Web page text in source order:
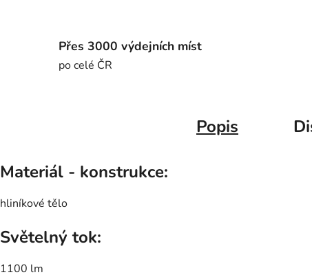
Přes 3000 výdejních míst
po celé ČR
Popis
Materiál - konstrukce:
hliníkové tělo
Světelný tok:
1100 lm